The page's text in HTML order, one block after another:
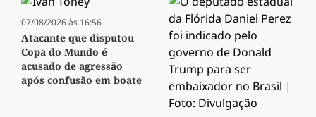
07/08/2026 às 16:56
Atacante que disputou
Copa do Mundo é
acusado de agressão
após confusão em boate